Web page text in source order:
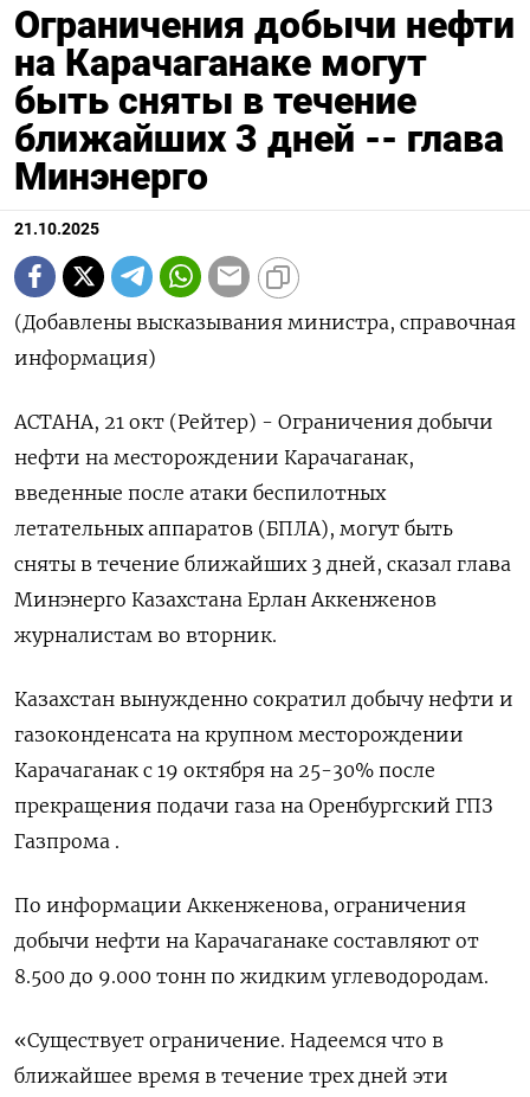
Ограничения добычи нефти
на Карачаганаке могут
быть сняты в течение
ближайших 3 дней -- глава
Минэнерго
21.10.2025
(Добавлены высказывания министра, справочная
информация)
АСТАНА, 21 окт (Рейтер) - Ограничения добычи
нефти на месторождении Карачаганак,
введенные после атаки беспилотных
летательных аппаратов (БПЛА), могут быть
сняты в течение ближайших 3 дней, сказал глава
Минэнерго Казахстана Ерлан Аккенженов
журналистам во вторник.
Казахстан вынужденно сократил добычу нефти и
газоконденсата на крупном месторождении
Карачаганак с 19 октября на 25-30% после
прекращения подачи газа на Оренбургский ГПЗ
Газпрома .
По информации Аккенженова, ограничения
добычи нефти на Карачаганаке составляют от
8.500 до 9.000 тонн по жидким углеводородам.
«Существует ограничение. Надеемся что в
ближайшее время в течение трех дней эти